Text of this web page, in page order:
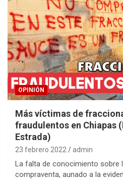
OPINIÓN
Más víctimas de
fraudulentos en Chiapas
Estrada)
23 febrero 2022 admin
La falta de conocimiento sobre
compraventa, aunado a la